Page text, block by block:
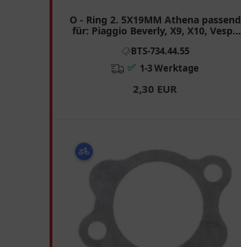
O - Ring 2. 5X19MM Athena passend
für: Piaggio Beverly, X9, X10, Vespa
BTS-734.44.55
✅ 1-3 Werktage
2,30 EUR